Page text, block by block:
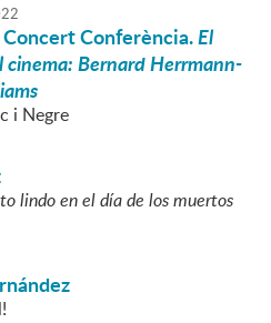
Conferència.El
Bernard Herrmann-
i Negre
lindo en el día de los muertos